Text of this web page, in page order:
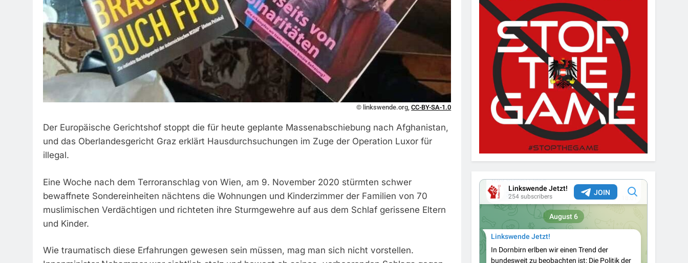
© linkswende.org,CC-BY-SA-1.0
Der Europäische Gerichtshof stoppt die für heute geplante Massenabschiebung nach Afghanistan,
und das Oberlandesgericht Graz erklärt Hausdurchsuchungen im Zuge der Operation Luxor für
illegal.
Eine Woche nach dem Terroranschlag von Wien, am 9. November 2020 stürmten schwer
bewaffnete Sondereinheiten nächtens die Wohnungen und Kinderzimmer der Familien von 70
muslimischen Verdächtigen und richteten ihre Sturmgewehre auf aus dem Schlaf gerissene Eltern
und Kinder.
Wie traumatisch diese Erfahrungen gewesen sein müssen, mag man sich nicht vorstellen.